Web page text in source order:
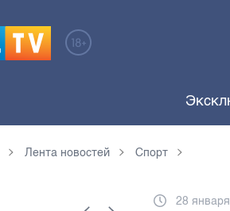
Лента новостей Спорт
28